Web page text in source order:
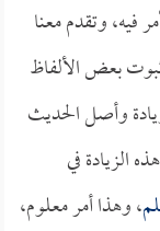
فيه، وتقدم معنا
بعض الألفاظ
وأصل الحديث
الزيادة في
، وهذا أمر معلوم،